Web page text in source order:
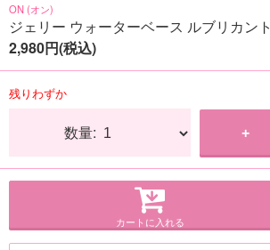
ON (オン)
ジェリー ウォーターベース ルブリカント
2,980円(税込)
残りわずか
数量: +
カートに入れる